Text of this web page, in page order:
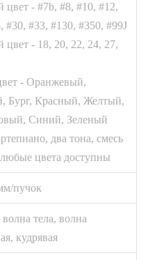
цвет - #7b, #8, #10, #12,
#30, #33, #130, #350, #99J
цвет - 18, 20, 22, 24, 27,
- Оранжевый,
Бург, Красный, Желтый,
Синий, Зеленый
два тона, смесь
цвета доступны
пучок
тела, волна
кудрявая